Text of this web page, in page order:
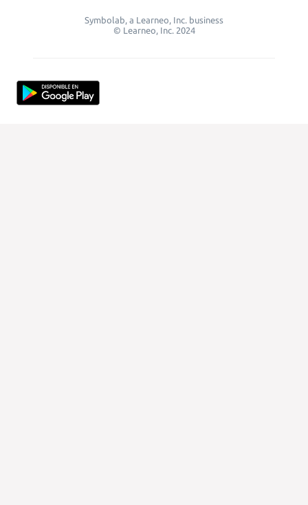
Symbolab, a Learneo, Inc. business
© Learneo, Inc. 2024